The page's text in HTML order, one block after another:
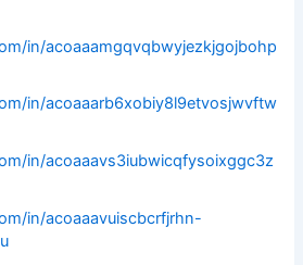
in/acoaaamgqvqbwyjezkjgojbohp
in/acoaaarb6xobiy8l9etvosjwvftw
in/acoaaavs3iubwicqfysoixggc3z
in/acoaaavuiscbcrfjrhn-